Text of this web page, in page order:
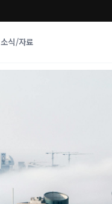
소식/자료